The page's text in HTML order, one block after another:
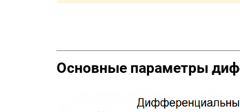
Основные параметры